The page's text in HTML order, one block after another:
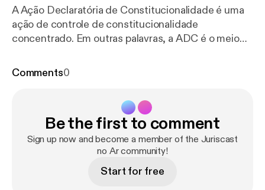
A Ação Declaratória de Constitucionalidade é uma
ação de controle de constitucionalidade
concentrado. Em outras palavras, a ADC é o meio
ou ato normativo federal.
Comments0
Be the first to comment
Sign up now and become a member of the Juriscast
no Ar community!
Start for free